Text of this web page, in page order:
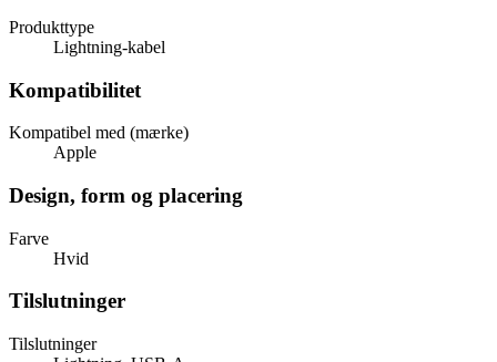
Produkttype
Lightning-kabel
Kompatibilitet
Kompatibel med (mærke)
Apple
Design, form og placering
Farve
Hvid
Tilslutninger
Tilslutninger